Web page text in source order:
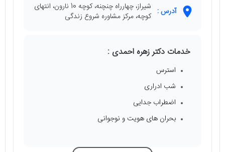
آدرس :
شیراز، چهارراه چنچنه، کوچه 10 نارون، انتهای
کوچه، مرکز مشاوره شروع زندگی
خدمات دکتر زهره احمدی :
استرس
شب ادراری
اضطراب جدایی
بحران های هویت و نوجوانی